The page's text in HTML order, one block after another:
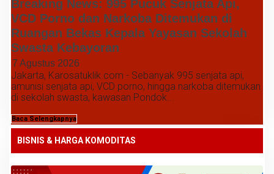
Breaking News: 995 Pucuk Senjata Api,
VCD Porno dan Narkoba Ditemukan di
Ruangan Bekas Kepala Yayasan Sekolah
Swasta Kebayoran
7 Agustus 2026
Jakarta, Karosatuklik.com - Sebanyak 995 senjata api,
amunisi senjata api, VCD porno, hingga narkoba ditemukan
di sekolah swasta, kawasan Pondok...
Baca Selengkapnya
BISNIS & HARGA KOMODITAS